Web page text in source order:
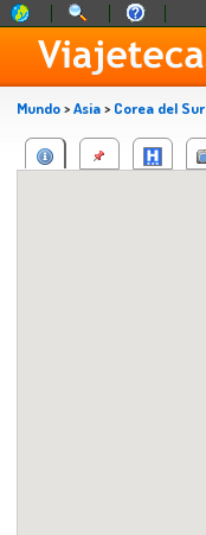
Mundo>Asia> Corea del Sur